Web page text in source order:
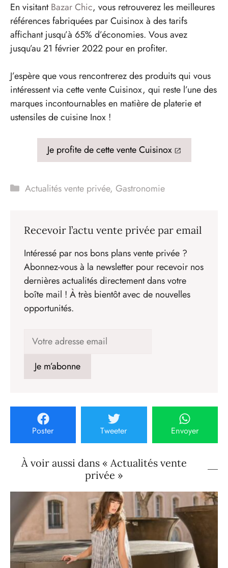
En visitantBazar Chic, vous retrouverez les meilleures
références fabriquées par Cuisinox à des tarifs
affichant jusqu’à 65% d’économies. Vous avez
jusqu’au 21 février 2022 pour en profiter.
J’espère que vous rencontrerez des produits qui vous
intéressent via cette vente Cuisinox, qui reste l’une des
marques incontournables en matière de platerie et
ustensiles de cuisine Inox !
Je profite de cette vente Cuisinox
Catégories
Actualités vente privée, Gastronomie
Recevoir l’actu vente privée par email
Intéressé par nos bons plans vente privée ?
Abonnez-vous à la newsletter pour recevoir nos
dernières actualités directement dans votre
boîte mail ! À très bientôt avec de nouvelles
opportunités.
Poster Tweeter Envoyer
À voir aussi dans « Actualités vente
privée »